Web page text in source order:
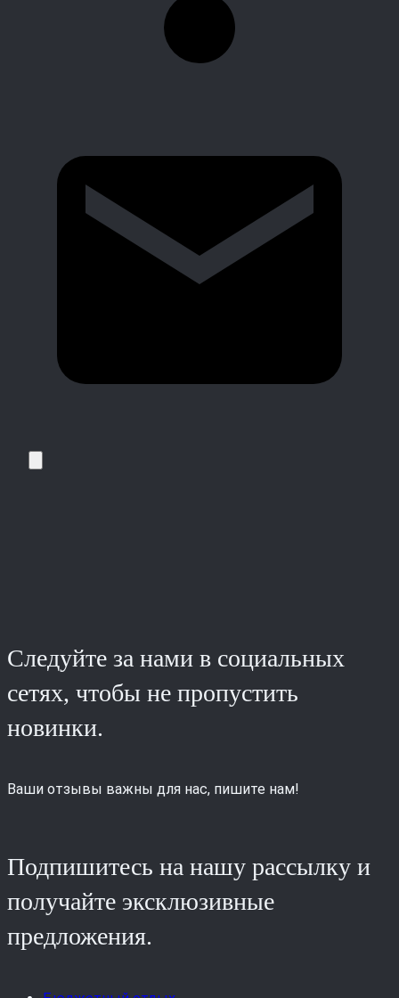
Следуйте за нами в социальных
сетях, чтобы не пропустить
новинки.
Ваши отзывы важны для нас, пишите нам!
Подпишитесь на нашу рассылку и
получайте эксклюзивные
предложения.